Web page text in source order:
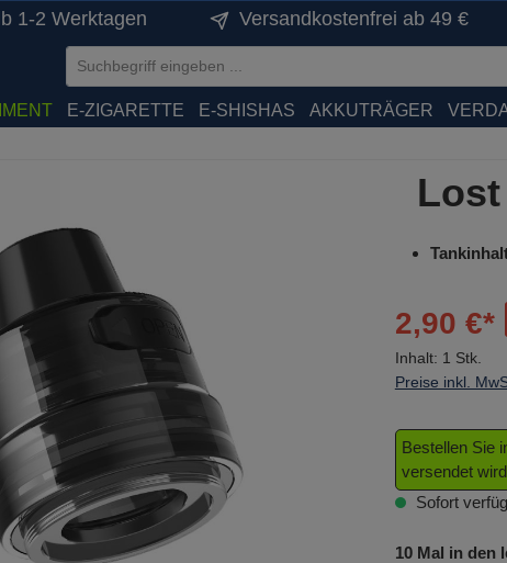
springen
1-2 Werktagen Versandkostenfrei ab 49 €
E-ZIGARETTE E-SHISHAS AKKUTRÄGER
Lost
2,90 €*
Inhalt: 1 Stk.
Preise inkl.
Bestellen Sie
versendet
Sofort
10 Mal in den